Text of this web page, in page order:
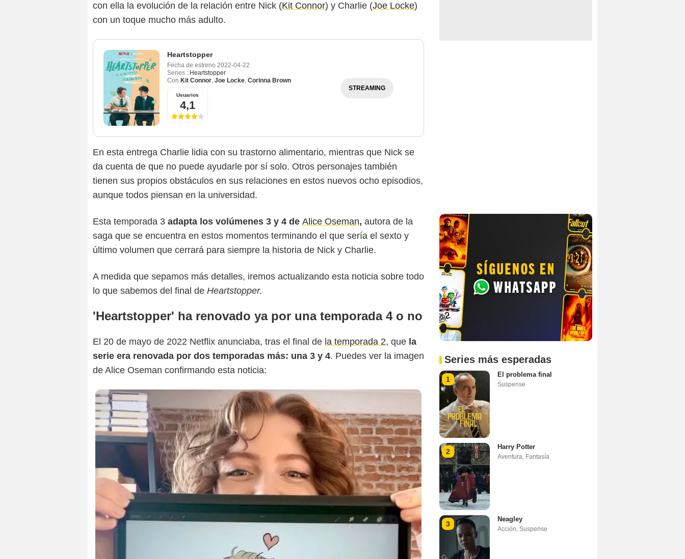
con ella la evolución de la relación entre Nick (Kit Connor) y Charlie (Joe Locke)
con un toque mucho más adulto.
Heartstopper
Fecha de estreno 2022-04-22
Series : Heartstopper
Con Kit Connor, Joe Locke, Corinna Brown
Usuarios
4,1
STREAMING
En esta entrega Charlie lidia con su trastorno alimentario, mientras que Nick se
da cuenta de que no puede ayudarle por sí solo. Otros personajes también
tienen sus propios obstáculos en sus relaciones en estos nuevos ocho episodios,
aunque todos piensan en la universidad.
Esta temporada 3 adapta los volúmenes 3 y 4 de Alice Oseman, autora de la
saga que se encuentra en estos momentos terminando el que sería el sexto y
último volumen que cerrará para siempre la historia de Nick y Charlie.
A medida que sepamos más detalles, iremos actualizando esta noticia sobre todo
lo que sabemos del final de Heartstopper.
'Heartstopper' ha renovado ya por una temporada 4 o no
El 20 de mayo de 2022 Netflix anunciaba, tras el final de la temporada 2, que la
serie era renovada por dos temporadas más: una 3 y 4. Puedes ver la imagen
de Alice Oseman confirmando esta noticia:
Netflix
Series más esperadas
1
El problema final
Suspense
2
Harry Potter
Aventura Fantasía
3
Neagley
Acción Suspense